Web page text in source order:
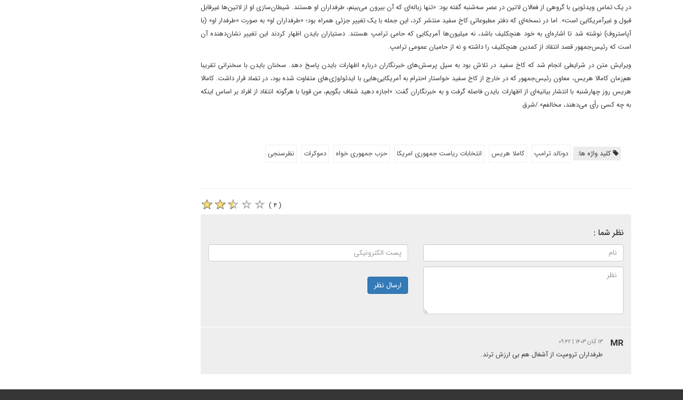
در یک تماس ویدئویی با گروهی از فعالان لاتین در عصر سه‌شنبه گفته بود: «تنها زباله‌ای که آن بیرون می‌بینم، طرفداران او هستند.‌ شیطان‌سازی او از لاتین‌ها غیرقابل‌
قبول و غیرآمریکایی است». اما در نسخه‌ای که دفتر مطبوعاتی کاخ سفید منتشر کرد، این جمله با یک تغییر جزئی همراه بود؛ «طرفداران او» به‌ صورت «طرفدار او» (با
آپاستروف) نوشته شد تا اشاره‌ای به خود هنچکلیف باشد، نه میلیون‌ها آمریکایی که حامی ترامپ هستند. دستیاران بایدن اظهار کردند ‌این تغییر نشان‌دهنده آن
است که رئیس‌جمهور قصد انتقاد از کمدین هنچکلیف را داشته و نه از حامیان عمومی ترامپ.
ویرایش متن در شرایطی انجام شد که کاخ سفید در تلاش بود به سیل پرسش‌های خبرنگاران درباره اظهارات بایدن پاسخ دهد. سخنان بایدن با سخنرانی تقریبا
هم‌زمان کامالا هریس، معاون رئیس‌جمهور که در خارج از کاخ سفید خواستار احترام به آمریکایی‌هایی با ایدئولوژی‌های متفاوت شده بود، در تضاد قرار داشت. کامالا
هریس روز چهارشنبه با انتشار بیانیه‌ای از اظهارات بایدن فاصله گرفت و به خبرنگاران گفت: «اجازه دهید شفاف بگویم، من قویا با هرگونه انتقاد از افراد بر اساس اینکه
به چه کسی رأی می‌دهند، مخالفم»./شرق
کلید واژه ها: دونالد ترامپ کاملا هریس انتخابات ریاست جمهوری امریکا حزب جمهوری خواه دموکرات نظرسنجی
( ۴ )
نظر شما :
ارسال نظر
MR ۱۳ آبان ۱۴۰۳ | ۰۹:۴۲
طرفداران ترومپت از آشغال هم بی ارزش ترند.